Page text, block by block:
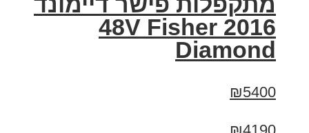
2016 48V Fisher
Diamond
₪5400